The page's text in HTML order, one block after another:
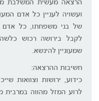
הרצאה מעשית המשלבת
ועשויה לעניין כל אדם
של בני משפחתו, כל אדם
לקבל בירושה רכוש
שמעוניין להינשא.
חשיבות ההרצאה:
כידוע, ירושות וצוואות
לרוע המזל מהווה במרבית